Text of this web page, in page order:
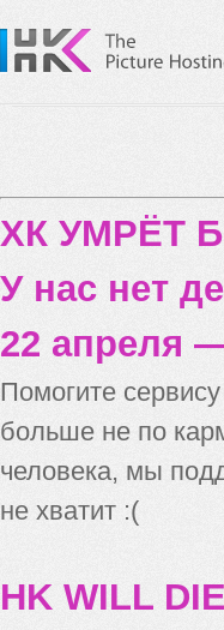
ХК УМРЁТ
У нас нет
22 апреля
Помогите
больше не по
человека, мы
не хватит :(
HK WILL